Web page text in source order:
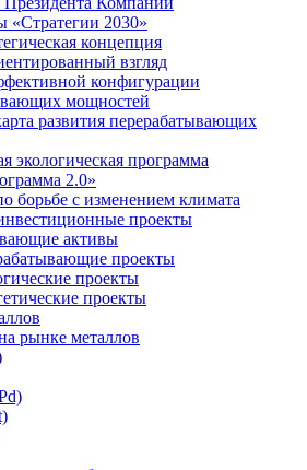
«Стратегии 2030»
концепция
взгляд
конфигурации
мощностей
развития перерабатывающих
экологическая программа
2.0»
борьбе с изменением климата
проекты
активы
проекты
проекты
проекты
рынке металлов